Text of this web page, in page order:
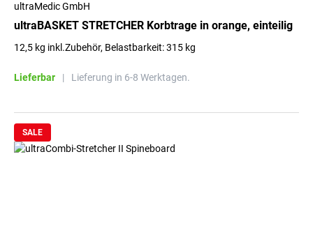
ultraMedic GmbH
ultraBASKET STRETCHER Korbtrage in orange, einteilig
12,5 kg inkl.Zubehör, Belastbarkeit: 315 kg
Lieferbar | Lieferung in 6-8 Werktagen.
SALE